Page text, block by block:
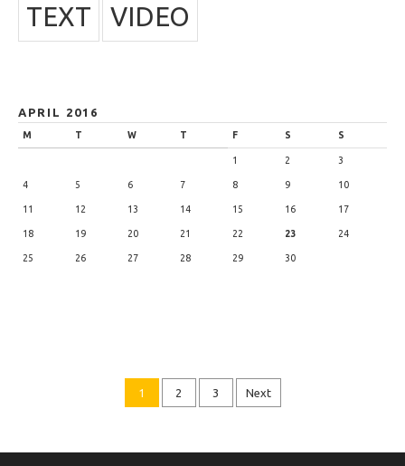
TEXT VIDEO
APRIL 2016
M T W T F S S
1 2 3
4 5 6 7 8 9 10
11 12 13 14 15 16 17
18 19 20 21 22 23 24
25 26 27 28 29 30
1 2 3 Next